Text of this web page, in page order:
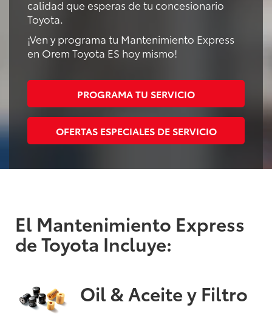
calidad que esperas de tu concesionario
Toyota.
¡Ven y programa tu Mantenimiento Express
en Orem Toyota ES hoy mismo!
PROGRAMA TU SERVICIO
OFERTAS ESPECIALES DE SERVICIO
El Mantenimiento Express
de Toyota Incluye:
Oil & Aceite y Filtro